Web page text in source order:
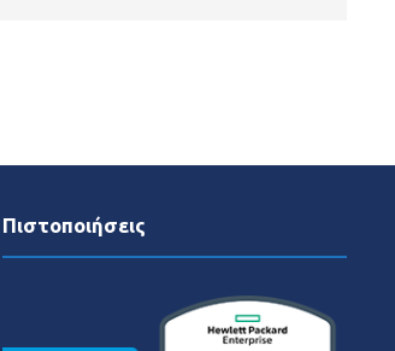
Πιστοποιήσεις